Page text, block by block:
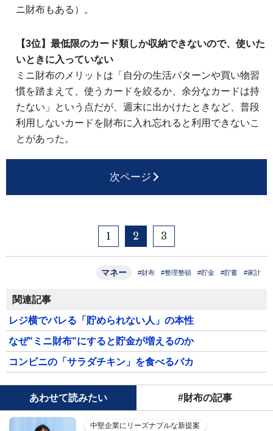
ニ財布もある）。
【3位】最低限のカード類しか収納できないので、使いた
いときに入っていない
ミニ財布のメリットは「自分の生活パターンや買い物習
慣を踏まえて、使うカードを絞るか、余分なカードは持
たない」という点だが、週末に出かけたときなど、普段
利用しないカードを財布に入れ忘れると利用できないこ
とがあった。
次ページ
1 2 3
マネー #財布 #整理整頓 #貯金 #貯蓄 #家計
関連記事
レジ横でバレる「貯められない人」の本性
なぜ"ミニ財布"にすると貯金が増えるのか
コンビニの「サラダチキン」を食べるバカ
あわせて読みたい #財布の記事
中堅企業にリーズナブルな新提案